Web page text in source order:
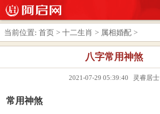
当前位置: 首页 > 十二生肖 > 属相婚配 >
八字常用神煞
2021-07-29 05:39:40 灵睿居士
常用神煞